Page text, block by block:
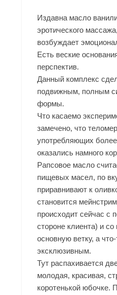
Издавна масло
эротического
возбуждает
Есть веские
перспектив.
Данный комплекс
подвижным, полным
формы.
Что касаемо
замечено, что
употребляющих
оказались намного
Рапсовое масло
пищевых масел, по
приравнивают к
становится
происходит сейчас с
стороне клиента) и
основную ветку, а
эксклюзивным.
Тут распахивается
молодая, красивая,
коротенькой юбочке.